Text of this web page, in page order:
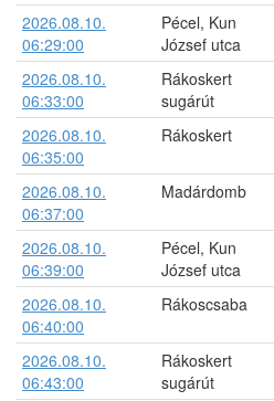
2026.08.10.
06:29:00
Pécel, Kun
József utca
2026.08.10.
06:33:00
Rákoskert
sugárút
2026.08.10.
06:35:00
Rákoskert
2026.08.10.
06:37:00
Madárdomb
2026.08.10.
06:39:00
Pécel, Kun
József utca
2026.08.10.
06:40:00
Rákoscsaba
2026.08.10.
06:43:00
Rákoskert
sugárút